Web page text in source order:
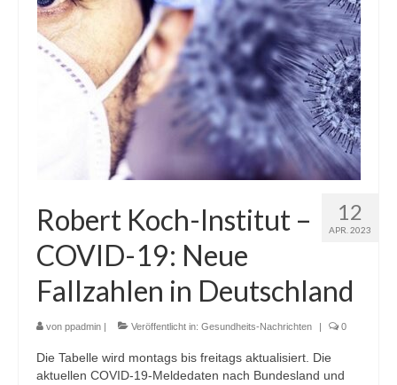
12
APR. 2023
Robert Koch-Institut –
COVID-19: Neue
Fallzahlen in Deutschland
von ppadmin Veröffentlicht in: Gesundheits-Nachrichten 0
Die Tabelle wird montags bis freitags aktualisiert. Die
aktuellen COVID-19-Meldedaten nach Bundesland und